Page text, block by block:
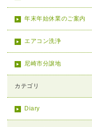
年末年始休業のご案内
エアコン洗浄
尼崎市分譲地
カテゴリ
Diary